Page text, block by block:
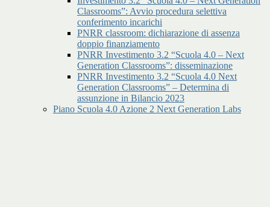
Classrooms”: Avvio procedura selettiva
conferimento incarichi
PNRR classroom: dichiarazione di assenza
doppio finanziamento
PNRR Investimento 3.2 “Scuola 4.0 – Next
Generation Classrooms”: disseminazione
PNRR Investimento 3.2 “Scuola 4.0 Next
Generation Classrooms” – Determina di
assunzione in Bilancio 2023
Piano Scuola 4.0 Azione 2 Next Generation Labs